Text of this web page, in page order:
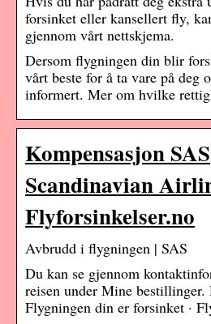
forsinket eller kansellert fly,
gjennom vårt nettskjema.
Dersom flygningen din blir
vårt beste for å ta vare på deg
informert. Mer om hvilke
Kompensasjon SAS
Scandinavian
Flyforsinkelser.no
Avbrudd i flygningen | SAS
Du kan se gjennom
reisen under Mine bestillinger.
Flygningen din er forsinket ·